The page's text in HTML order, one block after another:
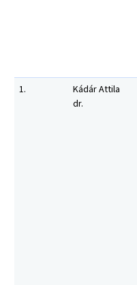
1.
Kádár Attila
dr.